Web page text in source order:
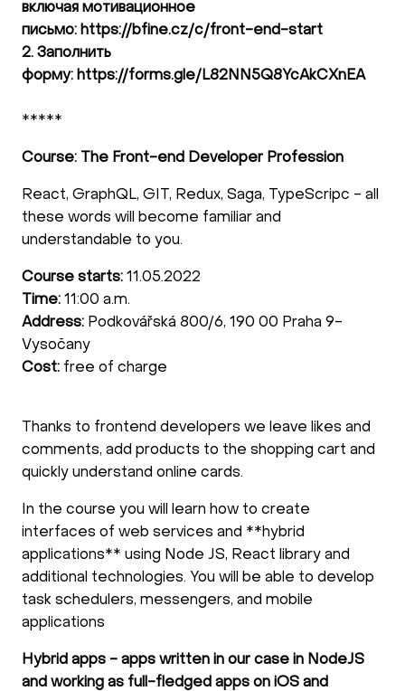
включая мотивационное
письмо: https://bfine.cz/c/front-end-start
2. Заполнить
форму: https://forms.gle/L82NN5Q8YcAkCXnEA
*****
Course: The Front-end Developer Profession
React, GraphQL, GIT, Redux, Saga, TypeScripc - all
these words will become familiar and
understandable to you.
Course starts: 11.05.2022
Time: 11:00 a.m.
Address: Podkovářská 800/6, 190 00 Praha 9-
Vysočany
Cost: free of charge
Thanks to frontend developers we leave likes and
comments, add products to the shopping cart and
quickly understand online cards.
In the course you will learn how to create
interfaces of web services and **hybrid
applications** using Node JS, React library and
additional technologies. You will be able to develop
task schedulers, messengers, and mobile
applications
Hybrid apps - apps written in our case in NodeJS
and working as full-fledged apps on iOS and